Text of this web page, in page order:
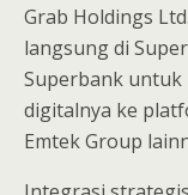
Grab Holdings
langsung di
Superbank
digitalnya ke
Emtek Group